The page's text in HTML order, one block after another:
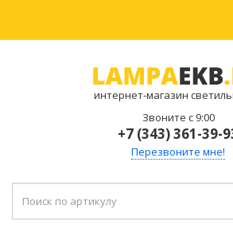
интернет-магазин
Звоните с 9:00
+7 (343) 361-39-
Перезвоните мне!